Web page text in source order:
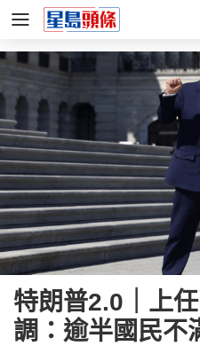
特朗普2.0｜上
調：逾半國民不